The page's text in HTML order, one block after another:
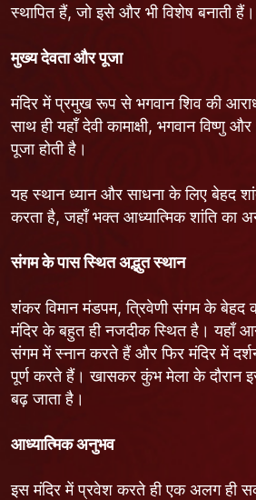
स्थापित हैं, जो इसे और भी विशेष बनाती हैं।
मुख्य देवता और पूजा
मंदिर में प्रमुख रूप से भगवान शिव की
साथ ही यहाँ देवी कामाक्षी, भगवान विष्णु
पूजा होती है।
यह स्थान ध्यान और साधना के लिए बेहद
करता है, जहाँ भक्त आध्यात्मिक शांति का
संगम के पास स्थित अद्भुत स्थान
शंकर विमान मंडपम, त्रिवेणी संगम के बेहद
मंदिर के बहुत ही नजदीक स्थित है। यहाँ
संगम में स्नान करते हैं और फिर मंदिर में
पूर्ण करते हैं। खासकर कुंभ मेला के दौरान
बढ़ जाता है।
आध्यात्मिक अनुभव
इस मंदिर में प्रवेश करते ही एक अलग ही